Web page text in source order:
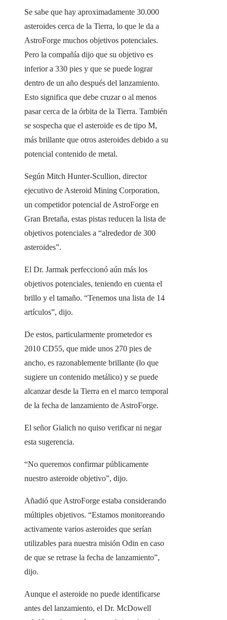
Se sabe que hay aproximadamente 30.000
asteroides cerca de la Tierra, lo que le da a
AstroForge muchos objetivos potenciales.
Pero la compañía dijo que su objetivo es
inferior a 330 pies y que se puede lograr
dentro de un año después del lanzamiento.
Esto significa que debe cruzar o al menos
pasar cerca de la órbita de la Tierra. También
se sospecha que el asteroide es de tipo M,
más brillante que otros asteroides debido a su
potencial contenido de metal.
Según Mitch Hunter-Scullion, director
ejecutivo de Asteroid Mining Corporation,
un competidor potencial de AstroForge en
Gran Bretaña, estas pistas reducen la lista de
objetivos potenciales a “alrededor de 300
asteroides”.
El Dr. Jarmak perfeccionó aún más los
objetivos potenciales, teniendo en cuenta el
brillo y el tamaño. “Tenemos una lista de 14
artículos”, dijo.
De estos, particularmente prometedor es
2010 CD55, que mide unos 270 pies de
ancho, es razonablemente brillante (lo que
sugiere un contenido metálico) y se puede
alcanzar desde la Tierra en el marco temporal
de la fecha de lanzamiento de AstroForge.
El señor Gialich no quiso verificar ni negar
esta sugerencia.
“No queremos confirmar públicamente
nuestro asteroide objetivo”, dijo.
Añadió que AstroForge estaba considerando
múltiples objetivos. “Estamos monitoreando
activamente varios asteroides que serían
utilizables para nuestra misión Odin en caso
de que se retrase la fecha de lanzamiento”,
dijo.
Aunque el asteroide no puede identificarse
antes del lanzamiento, el Dr. McDowell